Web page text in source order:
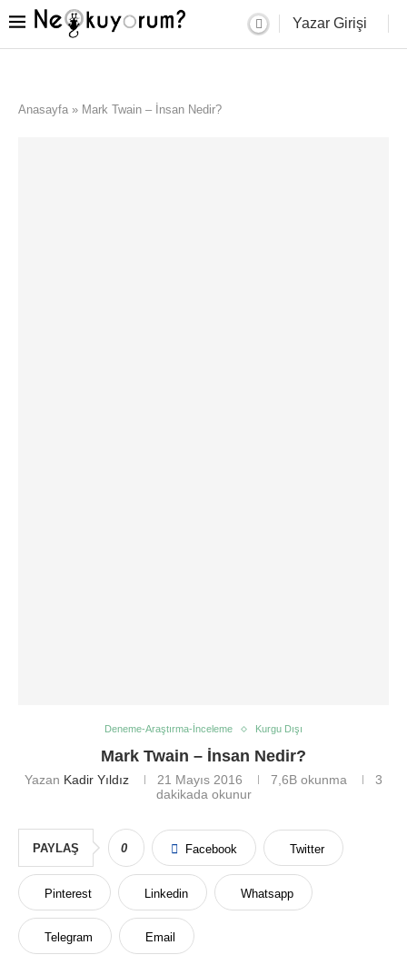
Yazar Girişi
Anasayfa » Mark Twain – İnsan Nedir?
Deneme-Araştırma-İnceleme Kurgu Dışı
Mark Twain – İnsan Nedir?
Yazan Kadir Yıldız 21 Mayıs 2016 7,6B okunma
3
dakikada okunur
PAYLAŞ 0 Facebook Twitter
Pinterest Linkedin Whatsapp
Telegram Email